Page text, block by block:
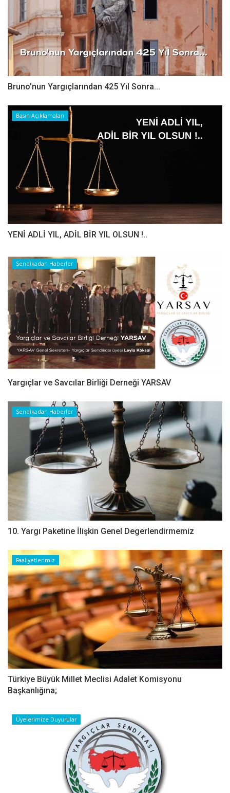
Bruno'nun Yargıçlarından 425 Yıl Sonra...
Basın Açıklamaları
YENİ ADLİ YIL, ADİL BİR YIL OLSUN !..
Sendikadan Haberler
Yargıçlar ve Savcılar Birliği Derneği YARSAV
Sendikadan Haberler
10. Yargı Paketine İlişkin Genel Degerlendirmemiz
Faaliyetlerimiz
Türkiye Büyük Millet Meclisi Adalet Komisyonu
Başkanlığına;
Üyelerimize Duyurular